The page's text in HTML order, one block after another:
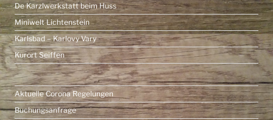
De Karzlwerkstatt beim Huss
Miniwelt Lichtenstein
Karlsbad – Karlovy Vary
Kurort Seiffen
Aktuelle Corona Regelungen
Buchungsanfrage